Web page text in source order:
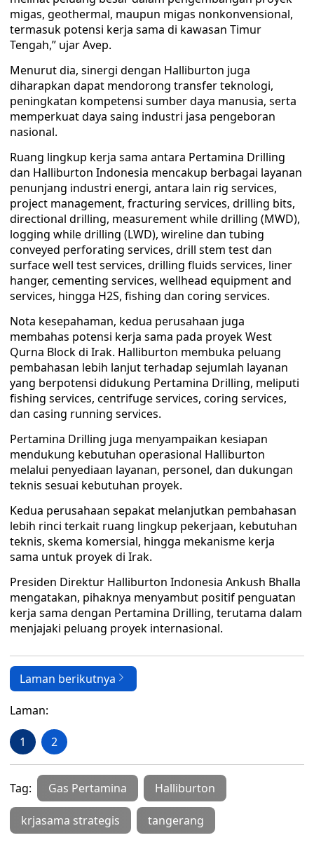
migas, geothermal, maupun migas nonkonvensional,
termasuk potensi kerja sama di kawasan Timur
Tengah,” ujar Avep.
Menurut dia, sinergi dengan Halliburton juga
diharapkan dapat mendorong transfer teknologi,
peningkatan kompetensi sumber daya manusia, serta
memperkuat daya saing industri jasa pengeboran
nasional.
Ruang lingkup kerja sama antara Pertamina Drilling
dan Halliburton Indonesia mencakup berbagai layanan
penunjang industri energi, antara lain rig services,
project management, fracturing services, drilling bits,
directional drilling, measurement while drilling (MWD),
logging while drilling (LWD), wireline dan tubing
conveyed perforating services, drill stem test dan
surface well test services, drilling fluids services, liner
hanger, cementing services, wellhead equipment and
services, hingga H2S, fishing dan coring services.
Nota kesepahaman, kedua perusahaan juga
membahas potensi kerja sama pada proyek West
Qurna Block di Irak. Halliburton membuka peluang
pembahasan lebih lanjut terhadap sejumlah layanan
yang berpotensi didukung Pertamina Drilling, meliputi
fishing services, centrifuge services, coring services,
dan casing running services.
Pertamina Drilling juga menyampaikan kesiapan
mendukung kebutuhan operasional Halliburton
melalui penyediaan layanan, personel, dan dukungan
teknis sesuai kebutuhan proyek.
Kedua perusahaan sepakat melanjutkan pembahasan
lebih rinci terkait ruang lingkup pekerjaan, kebutuhan
teknis, skema komersial, hingga mekanisme kerja
sama untuk proyek di Irak.
Presiden Direktur Halliburton Indonesia Ankush Bhalla
mengatakan, pihaknya menyambut positif penguatan
kerja sama dengan Pertamina Drilling, terutama dalam
menjajaki peluang proyek internasional.
Laman berikutnya
Laman:
1 2
Tag: Gas Pertamina Halliburton
krjasama strategis tangerang